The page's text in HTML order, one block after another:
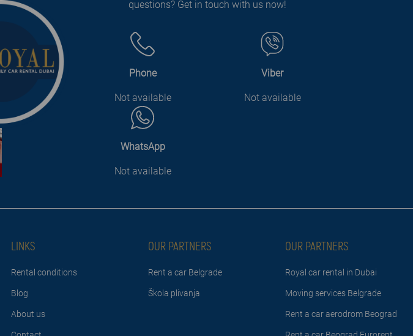
questions? Get in touch with us now!
Phone
Not available
Viber
Not available
WhatsApp
Not available
LINKS
Rental conditions
Blog
About us
OUR PARTNERS
Rent a car Belgrade
Škola plivanja
OUR PARTNERS
Royal car rental in Dubai
Moving services Belgrade
Rent a car aerodrom Beograd